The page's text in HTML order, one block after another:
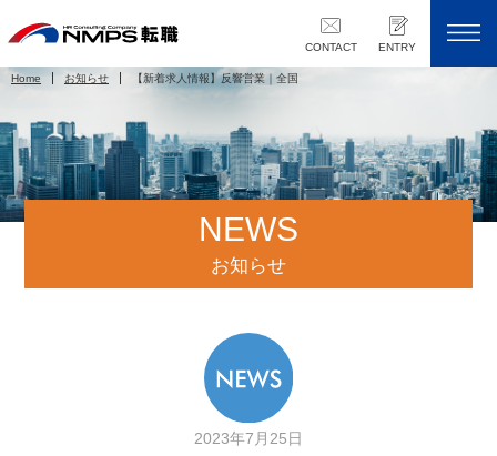
CONTACT ENTRY
Home お知らせ 【新着求人情報】反響営業｜全国
NEWS
お知らせ
2023年7月25日